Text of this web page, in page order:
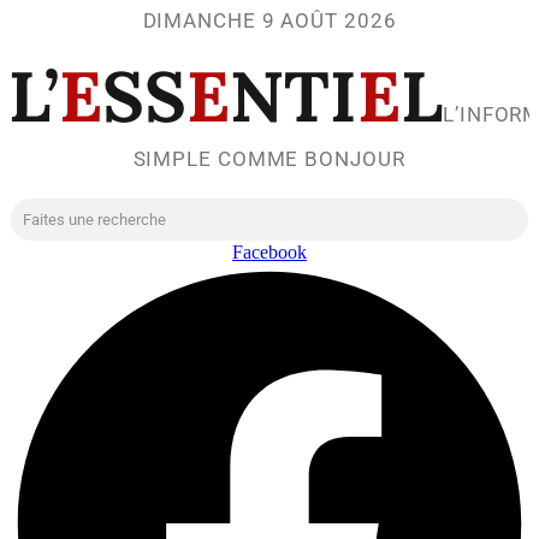
DIMANCHE 9 AOÛT 2026
L’ESSENTIEL
SIMPLE COMME BONJOUR
Facebook